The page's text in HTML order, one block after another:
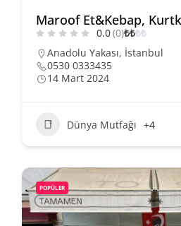
Maroof Et&Kebap,
0.0(0)₺₺₺₺
Anadolu Yakası, İstanbul
0530 0333435
14 Mart 2024
Dünya Mutfağı +4
POPÜLER